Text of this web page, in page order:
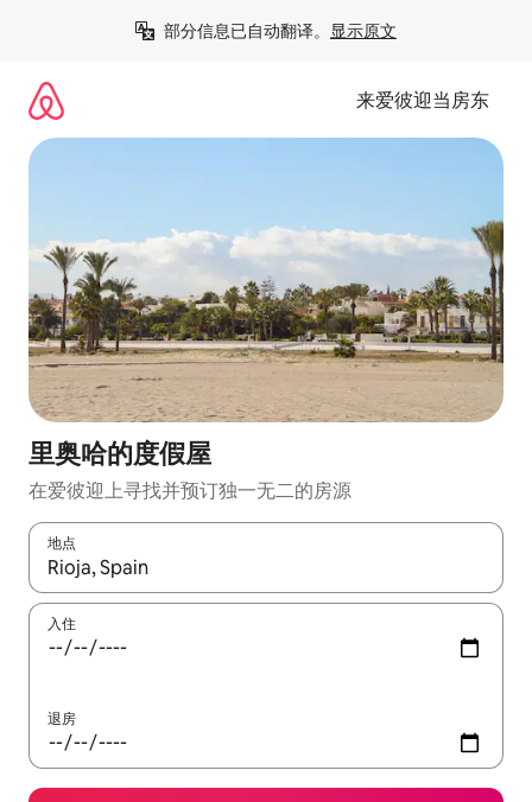
部分信息已自动翻译。 显示原文
来爱彼迎当房东
里奥哈的度假屋
在爱彼迎上寻找并预订独一无二的房源
地点
如有搜索结果，请使用上下方向键查看，或通过点击或滑动手势
入住
退房